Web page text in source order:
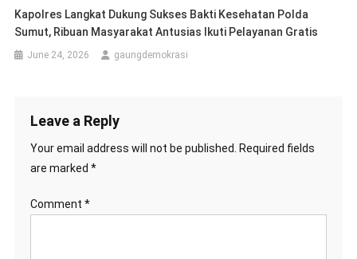
Kapolres Langkat Dukung Sukses Bakti Kesehatan Polda
Sumut, Ribuan Masyarakat Antusias Ikuti Pelayanan Gratis
June 24, 2026 gaungdemokrasi
Leave a Reply
Your email address will not be published. Required fields
are marked *
Comment *